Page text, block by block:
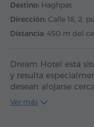
Destino: Haghpat
Dirección: Calle 18, 2,
Distancia: 450 m del
Dream Hotel está
y resulta
desean alojarse
Ver más